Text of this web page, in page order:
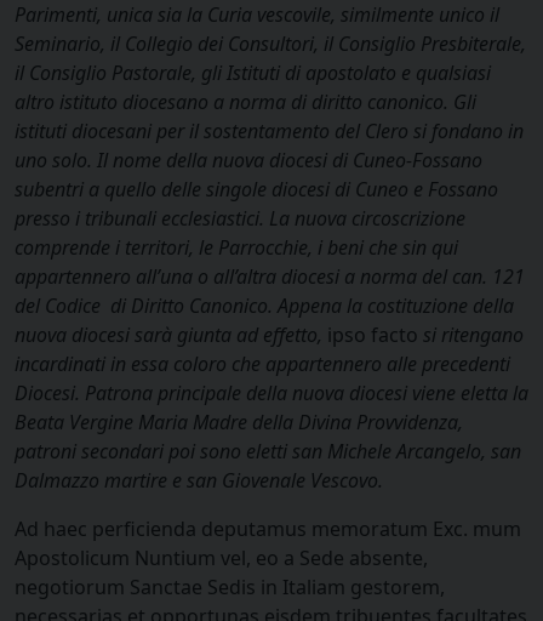
Parimenti, unica sia la Curia vescovile, similmente unico il
Seminario, il Collegio dei Consultori, il Consiglio Presbiterale,
il Consiglio Pastorale, gli Istituti di apostolato e qualsiasi
altro istituto diocesano a norma di diritto canonico. Gli
istituti diocesani per il sostentamento del Clero si fondano in
uno solo. Il nome della nuova diocesi di Cuneo-Fossano
subentri a quello delle singole diocesi di Cuneo e Fossano
presso i tribunali ecclesiastici. La nuova circoscrizione
comprende i territori, le Parrocchie, i beni che sin qui
appartennero all’una o all’altra diocesi a norma del can. 121
del Codice di Diritto Canonico. Appena la costituzione della
nuova diocesi sarà giunta ad effetto, ipso facto si ritengano
incardinati in essa coloro che appartennero alle precedenti
Diocesi. Patrona principale della nuova diocesi viene eletta la
Beata Vergine Maria Madre della Divina Provvidenza,
patroni secondari poi sono eletti san Michele Arcangelo, san
Dalmazzo martire e san Giovenale Vescovo.
Ad haec perficienda deputamus memoratum Exc. mum
Apostolicum Nuntium vel, eo a Sede absente,
negotiorum Sanctae Sedis in Italiam gestorem,